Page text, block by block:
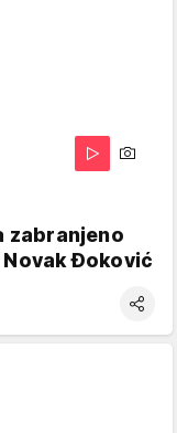
zabranjeno
Đoković